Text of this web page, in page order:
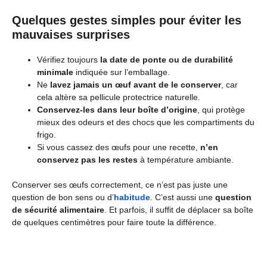
Quelques gestes simples pour éviter les
mauvaises surprises
Vérifiez toujours la date de ponte ou de durabilité
minimale indiquée sur l’emballage.
Ne lavez jamais un œuf avant de le conserver, car
cela altère sa pellicule protectrice naturelle.
Conservez-les dans leur boîte d’origine , qui protège
mieux des odeurs et des chocs que les compartiments du
frigo.
Si vous cassez des œufs pour une recette, n’en
conservez pas les restes à température ambiante.
Conserver ses œufs correctement, ce n’est pas juste une
question de bon sens ou d’habitude . C’est aussi une question
de sécurité alimentaire . Et parfois, il suffit de déplacer sa boîte
de quelques centimètres pour faire toute la différence.